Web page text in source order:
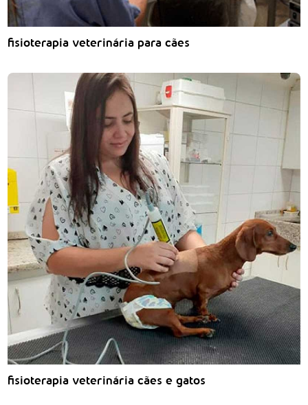
fisioterapia veterinária para cães
fisioterapia veterinária cães e gatos